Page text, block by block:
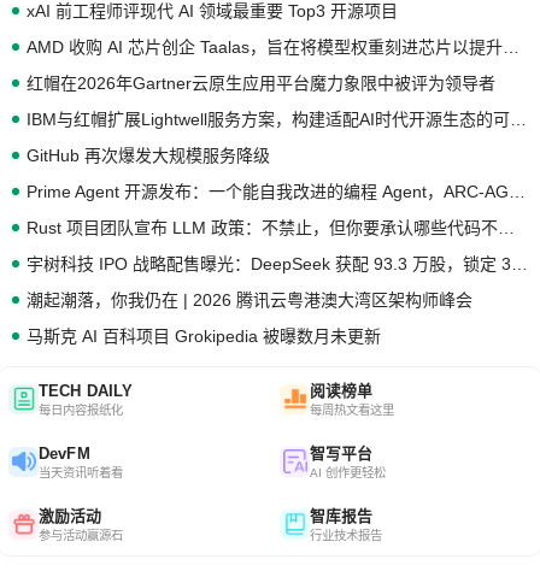
xAI 前工程师评现代 AI 领域最重要 Top3 开源项目
红帽在2026年Gartner云原生应用平台魔力象限中被评为领导者
GitHub 再次爆发大规模服务降级
潮起潮落，你我仍在 | 2026 腾讯云粤港澳大湾区架构师峰会
马斯克 AI 百科项目 Grokipedia 被曝数月未更新
TECH DAILY
每日内容报纸化
阅读榜单
每周热文看这里
DevFM
当天资讯听着看
智写平台
AI 创作更轻松
激励活动
参与活动赢源石
智库报告
行业技术报告